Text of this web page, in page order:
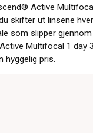
Active
skifter ut linsene
som slipper
Multifocal 1 day
hyggelig pris.